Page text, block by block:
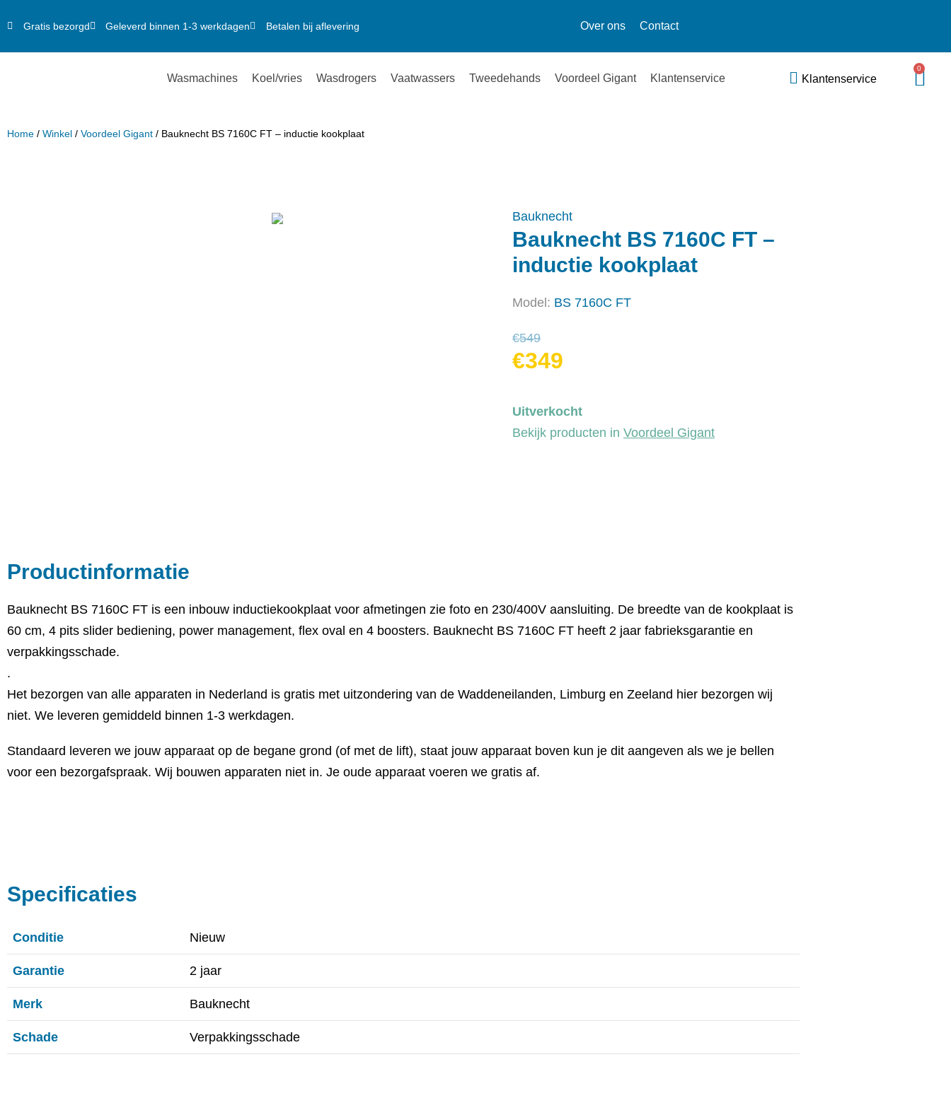
Gratis bezorgd Geleverd binnen 1-3 werkdagen Betalen bij aflevering Over ons Contact
Wasmachines Koel/vries Wasdrogers Vaatwassers Tweedehands Voordeel Gigant Klantenservice Klantenservice
0
Home / Winkel / Voordeel Gigant / Bauknecht BS 7160C FT – inductie kookplaat
Bauknecht
Bauknecht BS 7160C FT –
inductie kookplaat
Model: BS 7160C FT
€549
€349
Uitverkocht
Bekijk producten in Voordeel Gigant
Productinformatie
Bauknecht BS 7160C FT is een inbouw inductiekookplaat voor afmetingen zie foto en 230/400V aansluiting. De breedte van de kookplaat is
60 cm, 4 pits slider bediening, power management, flex oval en 4 boosters. Bauknecht BS 7160C FT heeft 2 jaar fabrieksgarantie en
verpakkingsschade.
.
Het bezorgen van alle apparaten in Nederland is gratis met uitzondering van de Waddeneilanden, Limburg en Zeeland hier bezorgen wij
niet. We leveren gemiddeld binnen 1-3 werkdagen.
Standaard leveren we jouw apparaat op de begane grond (of met de lift), staat jouw apparaat boven kun je dit aangeven als we je bellen
voor een bezorgafspraak. Wij bouwen apparaten niet in. Je oude apparaat voeren we gratis af.
Specificaties
Conditie Nieuw
Garantie 2 jaar
Merk Bauknecht
Schade Verpakkingsschade